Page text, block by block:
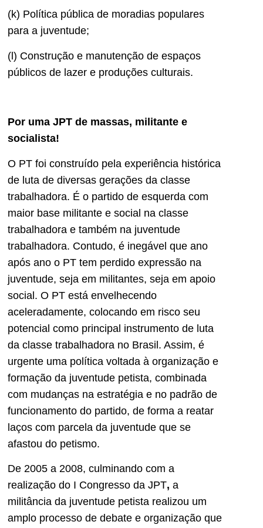
(k) Política pública de moradias populares
para a juventude;
(l) Construção e manutenção de espaços
públicos de lazer e produções culturais.
Por uma JPT de massas, militante e
socialista!
O PT foi construído pela experiência histórica
de luta de diversas gerações da classe
trabalhadora. É o partido de esquerda com
maior base militante e social na classe
trabalhadora e também na juventude
trabalhadora. Contudo, é inegável que ano
após ano o PT tem perdido expressão na
juventude, seja em militantes, seja em apoio
social. O PT está envelhecendo
aceleradamente, colocando em risco seu
potencial como principal instrumento de luta
da classe trabalhadora no Brasil. Assim, é
urgente uma política voltada à organização e
formação da juventude petista, combinada
com mudanças na estratégia e no padrão de
funcionamento do partido, de forma a reatar
laços com parcela da juventude que se
afastou do petismo.
De 2005 a 2008, culminando com a
realização do I Congresso da JPT, a
militância da juventude petista realizou um
amplo processo de debate e organização que